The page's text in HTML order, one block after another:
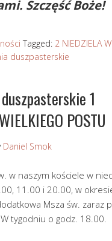
Szczęść Boże!
Tagged: 2 NIEDZIELA
duszpasterskie
1
POSTU
Daniel Smok
w naszym kościele w
11.00 i 20.00, w
Msza św. zaraz
tygodniu o godz. 18.00.